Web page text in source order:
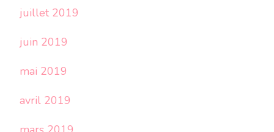
juillet 2019
juin 2019
mai 2019
avril 2019